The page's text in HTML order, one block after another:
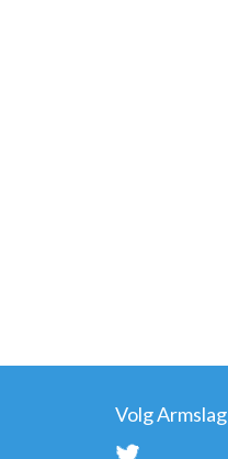
Volg Armslag